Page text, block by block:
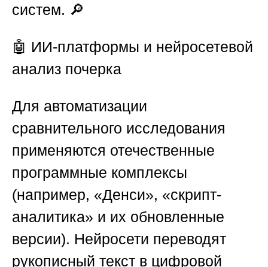
систем. 🔎
🤖 ИИ-платформы и нейросетевой
анализ почерка
Для автоматизации
сравнительного исследования
применяются отечественные
программные комплексы
(например, «Денси», «скрипт-
аналитика» и их обновленные
версии). Нейросети переводят
рукописный текст в цифровой